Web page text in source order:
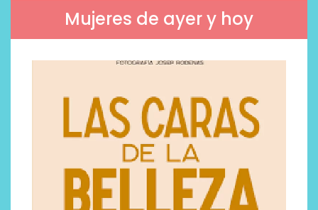
Mujeres de ayer y hoy